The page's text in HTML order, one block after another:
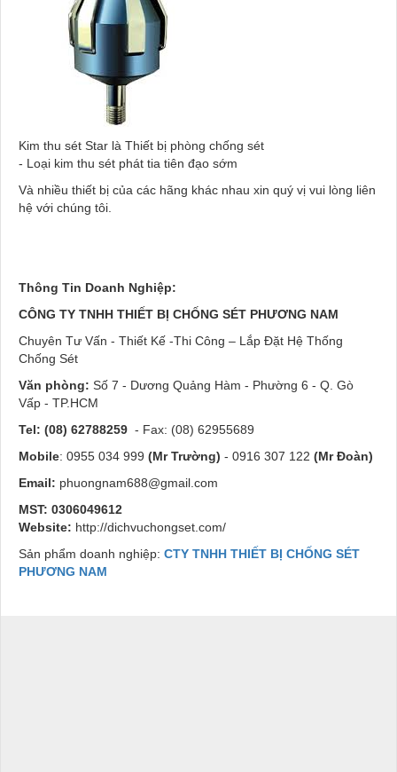
Kim thu sét Star là Thiết bị phòng chống sét
- Loại kim thu sét phát tia tiên đạo sớm
Và nhiều thiết bị của các hãng khác nhau xin quý vị vui lòng liên
hệ với chúng tôi.
Thông Tin Doanh Nghiệp:
CÔNG TY TNHH THIẾT BỊ CHỐNG SÉT PHƯƠNG NAM
Chuyên Tư Vấn - Thiết Kế -Thi Công – Lắp Đặt Hệ Thống
Chống Sét
Văn phòng: Số 7 - Dương Quảng Hàm - Phường 6 - Q. Gò
Vấp - TP.HCM
Tel: (08) 62788259 - Fax: (08) 62955689
Mobile: 0955 034 999 (Mr Trường) - 0916 307 122 (Mr Đoàn)
Email: phuongnam688@gmail.com
MST: 0306049612
Website: http://dichvuchongset.com/
Sản phẩm doanh nghiệp: CTY TNHH THIẾT BỊ CHỐNG SÉT
PHƯƠNG NAM